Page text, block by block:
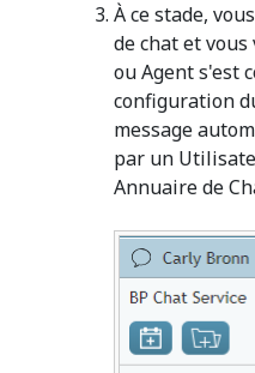
À ce stade,
de chat et
ou Agent s'est
configuration
message
par un
Annuaire de